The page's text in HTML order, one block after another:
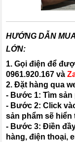
HƯỚNG DẪN
LỚN:
1. Gọi điện để
0961.920.167 và
2. Đặt hàng qua
- Bước 1: Tìm sản
- Bước 2: Click
sản phẩm sẽ hiển
- Bước 3: Điền
hàng, điện thoại,